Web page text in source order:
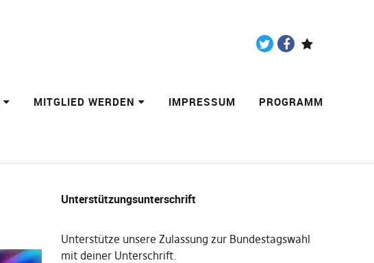
MITGLIED WERDEN IMPRESSUM PROGRAMM
Unterstützungsunterschrift
Unterstütze unsere Zulassung zur Bundestagswahl
mit deiner Unterschrift.